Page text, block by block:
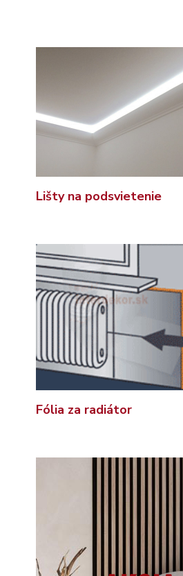
Lišty na podsvietenie
Fólia za radiátor